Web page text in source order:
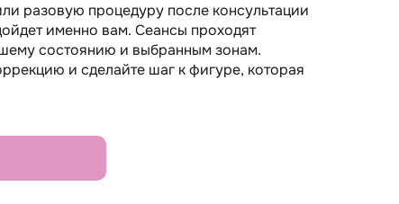
разовую процедуру после консультации
именно вам. Сеансы проходят
состоянию и выбранным зонам.
и сделайте шаг к фигуре, которая